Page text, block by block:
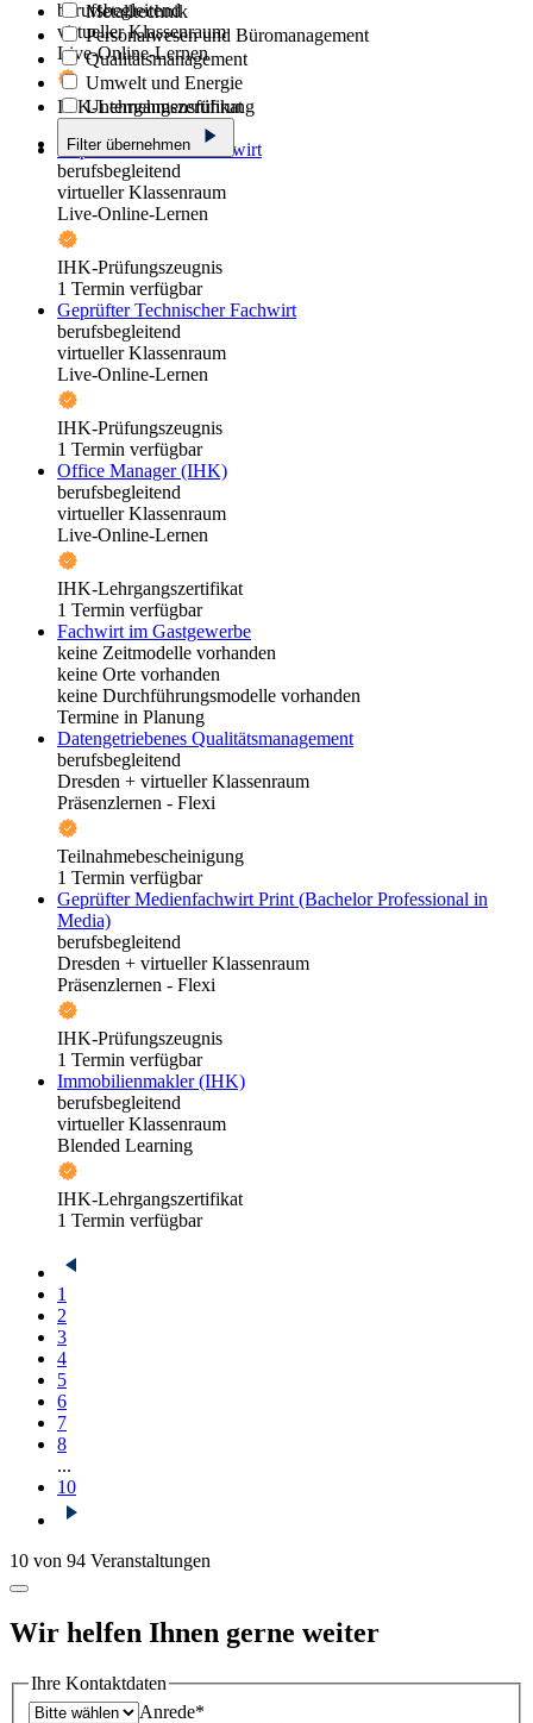
Metalltechnik
Personalwesen und Büromanagement
Qualitätsmanagement
Umwelt und Energie
Unternehmensführung
Filter übernehmen
berufsbegleitend
virtueller Klassenraum
Live-Online-Lernen
IHK-Lehrgangszertifikat
1 Termin verfügbar
Geprüfter Industriefachwirt
berufsbegleitend
virtueller Klassenraum
Live-Online-Lernen
IHK-Prüfungszeugnis
1 Termin verfügbar
Geprüfter Technischer Fachwirt
berufsbegleitend
virtueller Klassenraum
Live-Online-Lernen
IHK-Prüfungszeugnis
1 Termin verfügbar
Office Manager (IHK)
berufsbegleitend
virtueller Klassenraum
Live-Online-Lernen
IHK-Lehrgangszertifikat
1 Termin verfügbar
Fachwirt im Gastgewerbe
keine Zeitmodelle vorhanden
keine Orte vorhanden
keine Durchführungsmodelle vorhanden
Termine in Planung
Datengetriebenes Qualitätsmanagement
berufsbegleitend
Dresden + virtueller Klassenraum
Präsenzlernen - Flexi
Teilnahmebescheinigung
1 Termin verfügbar
Geprüfter Medienfachwirt Print (Bachelor Professional in
Media)
berufsbegleitend
Dresden + virtueller Klassenraum
Präsenzlernen - Flexi
IHK-Prüfungszeugnis
1 Termin verfügbar
Immobilienmakler (IHK)
berufsbegleitend
virtueller Klassenraum
Blended Learning
IHK-Lehrgangszertifikat
1 Termin verfügbar
1
2
3
4
5
6
7
8
...
10
10 von 94 Veranstaltungen
Wir helfen Ihnen gerne weiter
Ihre Kontaktdaten
Anrede*